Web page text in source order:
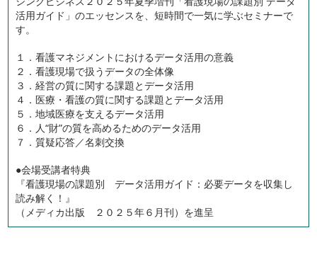
活用ガイド」のエッセンスを、短時間で一気に学ぶセミナーで
す。
１．看護マネジメントにおけるデータ活用の意義
２．看護現場で扱うデータの全体像
３．経営の質に関する課題とデータ活用
４．医療・看護の質に関する課題とデータ活用
５．地域医療を支えるデータ活用
６．人“財”の質を高めるためのデータ活用
７．質疑応答／名刺交換
●会場受講者特典
『看護現場の課題別 データ活用ガイド：必要データを収集し
読み解く！』
（メディカ出版 ２０２５年６月刊）を進呈